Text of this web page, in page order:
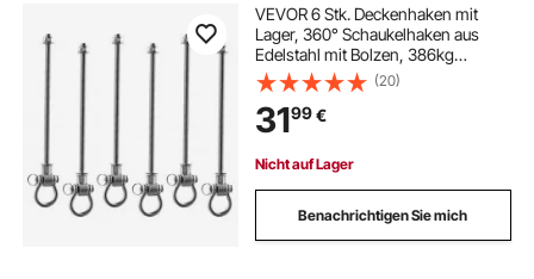
VEVOR 6 Stk. Deckenhaken mit
Lager, 360° Schaukelhaken aus
Edelstahl mit Bolzen, 386kg
Belastbare Schaukelhalterung für
190 mm Montagestärke,
Aufhängungshaken für Schaukel
Hängesessel Boxsack, Silber
(20)
3199€
Nicht auf Lager
Benachrichtigen Sie mich